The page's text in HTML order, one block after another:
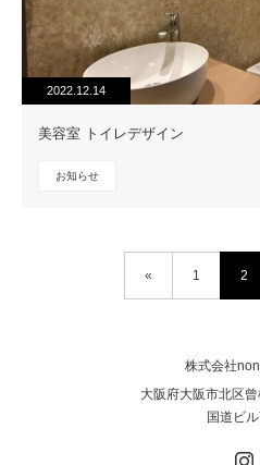
2022.12.14
美容室 トイレデザイン
お知らせ
« 1 2
株式会社
大阪府大阪市北区
国道ビ